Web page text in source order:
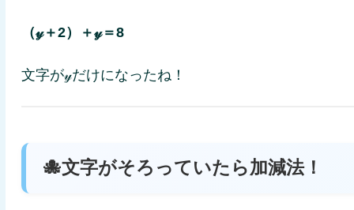
（𝓎＋2）＋𝓎＝8
文字が𝓎だけになったね！
🐙文字がそろっていたら加減法！